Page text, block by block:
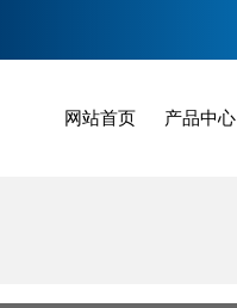
网站首页 产品中心